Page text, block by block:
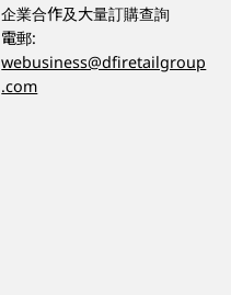
企業合作及大量訂購查詢
電郵:
webusiness@dfiretailgroup
.com